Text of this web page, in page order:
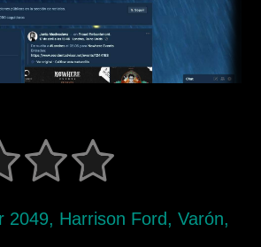
2049, Harrison Ford, Varón,